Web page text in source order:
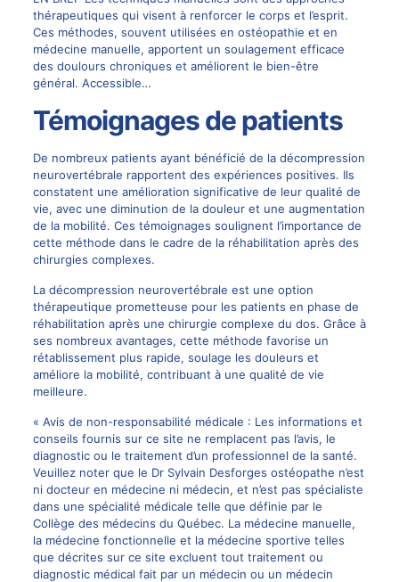
thérapeutiques qui visent à renforcer le corps et l’esprit.
Ces méthodes, souvent utilisées en ostéopathie et en
médecine manuelle, apportent un soulagement efficace
des doulours chroniques et améliorent le bien-être
général. Accessible…
Témoignages de patients
De nombreux patients ayant bénéficié de la décompression
neurovertébrale rapportent des expériences positives. Ils
constatent une amélioration significative de leur qualité de
vie, avec une diminution de la douleur et une augmentation
de la mobilité. Ces témoignages soulignent l’importance de
cette méthode dans le cadre de la réhabilitation après des
chirurgies complexes.
La décompression neurovertébrale est une option
thérapeutique prometteuse pour les patients en phase de
réhabilitation après une chirurgie complexe du dos. Grâce à
ses nombreux avantages, cette méthode favorise un
rétablissement plus rapide, soulage les douleurs et
améliore la mobilité, contribuant à une qualité de vie
meilleure.
« Avis de non-responsabilité médicale : Les informations et
conseils fournis sur ce site ne remplacent pas l’avis, le
diagnostic ou le traitement d’un professionnel de la santé.
Veuillez noter que le Dr Sylvain Desforges ostéopathe n’est
ni docteur en médecine ni médecin, et n’est pas spécialiste
dans une spécialité médicale telle que définie par le
Collège des médecins du Québec. La médecine manuelle,
la médecine fonctionnelle et la médecine sportive telles
que décrites sur ce site excluent tout traitement ou
diagnostic médical fait par un médecin ou un médecin